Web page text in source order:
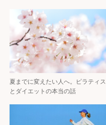
夏までに変えたい人へ。ピラティス
とダイエットの本当の話